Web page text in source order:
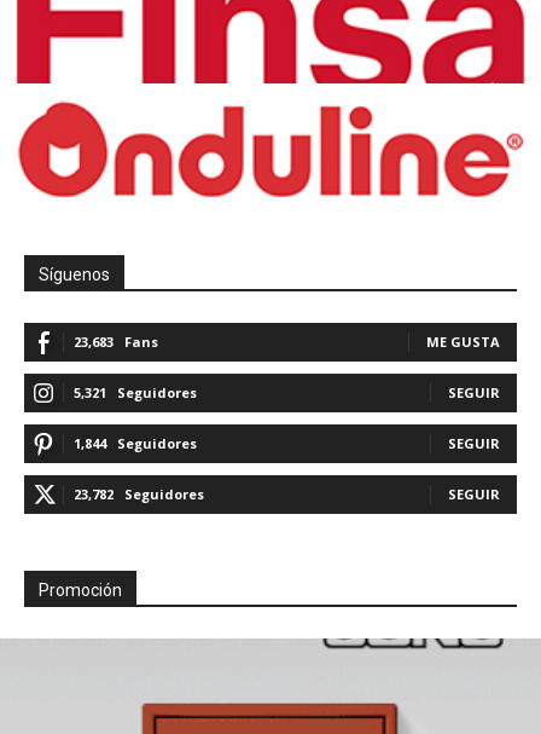
Síguenos
23,683 Fans ME GUSTA
5,321 Seguidores SEGUIR
1,844 Seguidores SEGUIR
23,782 Seguidores SEGUIR
Promoción